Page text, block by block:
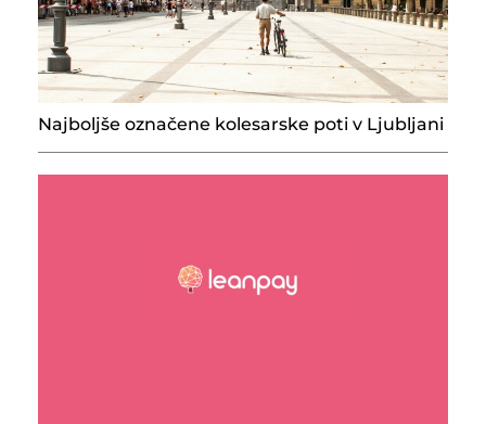
Najboljše označene kolesarske poti v Ljubljani